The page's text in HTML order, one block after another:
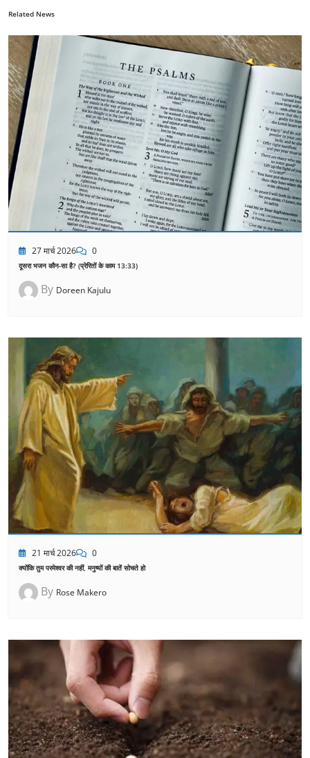
Related News
27 मार्च 2026 0
दूसरा भजन कौन-सा है? (प्रेरितों के काम 13:33)
By Doreen Kajulu
21 मार्च 2026 0
क्योंकि तुम परमेश्वर की नहीं, मनुष्यों की बातें सोचते हो
By Rose Makero